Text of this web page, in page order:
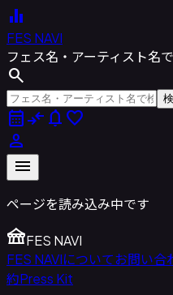
equalizer
FES NAVI
フェス名・アーティスト名
search
calendar_monthcompare_arrows notifications favorite
person
menu
ページを読み込み中です
festivalFES NAVI
FES NAVIについてお問い合
約Press Kit